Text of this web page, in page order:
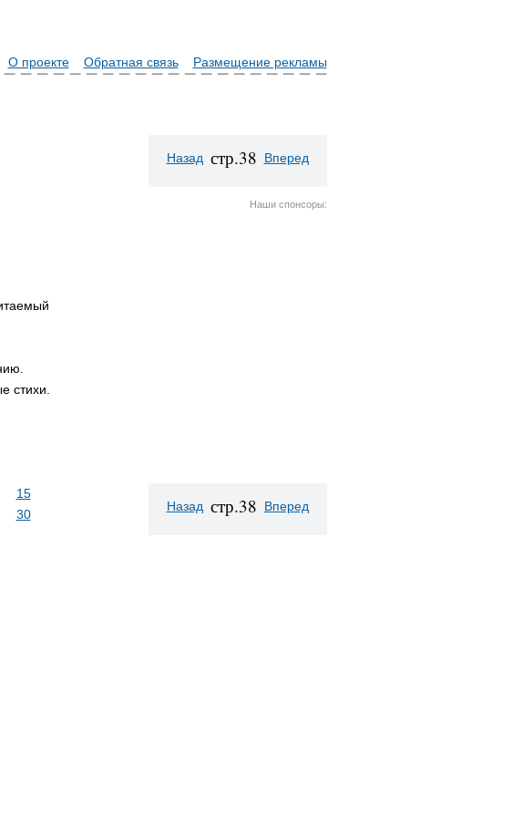
О проекте Обратная связь Размещение рекламы
стихи.
Назад стр.38 Вперед
Наши спонсоры:
15
30
Назад стр.38 Вперед